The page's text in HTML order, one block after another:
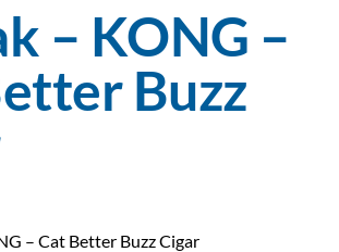
– KONG –
Buzz
– Cat Better Buzz Cigar